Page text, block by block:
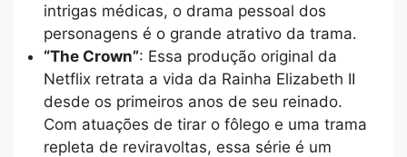
intrigas médicas, o drama pessoal dos
personagens é o grande atrativo da trama.
“The Crown”: Essa produção original da
Netflix retrata a vida da Rainha Elizabeth II
desde os primeiros anos de seu reinado.
Com atuações de tirar o fôlego e uma trama
repleta de reviravoltas, essa série é um